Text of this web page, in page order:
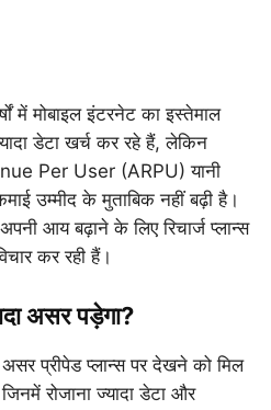
में मोबाइल इंटरनेट का इस्तेमाल
डेटा खर्च कर रहे हैं, लेकिन
Per User (ARPU) यानी
उम्मीद के मुताबिक नहीं बढ़ी है।
आय बढ़ाने के लिए रिचार्ज प्लान्स
कर रही हैं।
असर पड़ेगा?
प्रीपेड प्लान्स पर देखने को मिल
रोजाना ज्यादा डेटा और